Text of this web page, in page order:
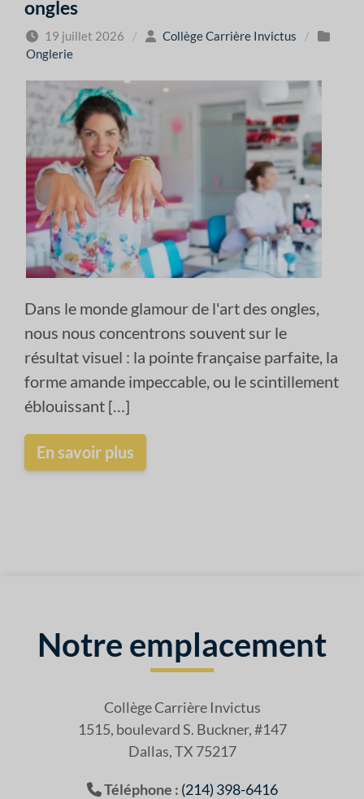
ongles
19 juillet 2026 / Collège Carrière Invictus
/
Onglerie
Dans le monde glamour de l'art des ongles,
nous nous concentrons souvent sur le
résultat visuel : la pointe française parfaite, la
forme amande impeccable, ou le scintillement
éblouissant […]
En savoir plus
Notre emplacement
Collège Carrière Invictus
1515, boulevard S. Buckner, #147
Dallas, TX 75217
Téléphone : (214) 398-6416